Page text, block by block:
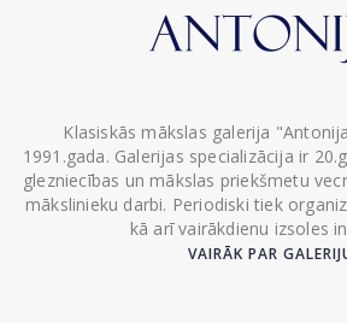
Klasiskās mākslas galerija
1991.gada. Galerijas specializācija ir
glezniecības un mākslas priekšmetu
mākslinieku darbi. Periodiski tiek
kā arī vairākdienu izsoles
VAIRĀK PAR